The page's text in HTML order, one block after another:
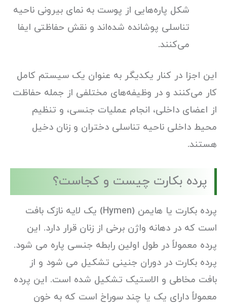
شکل پاره‌هایی از پوست به نمای بیرونی ناحیه
تناسلی پوشانده شده‌اند و نقش حفاظتی ایفا
می‌کنند.
این اجزا در کنار یکدیگر به عنوان یک سیستم کامل
کار می‌کنند و در وظیفه‌های مختلفی از جمله حفاظت
از اعضای داخلی، انجام عملیات جنسی، و تنظیم
محیط داخلی ناحیه تناسلی دختران و زنان دخیل
هستند.
پرده بکارت چیست و کجاست؟
پرده بکارت یا هایمن (Hymen) یک لایه نازک بافت
است که در دهانه واژن برخی از زنان قرار دارد. این
پرده معمولاً در طول اولین رابطه جنسی پاره می شود.
پرده بکارت در دوران جنینی تشکیل می شود و از
بافت مخاطی و الاستیک تشکیل شده است. این پرده
معمولاً دارای یک یا چند سوراخ است که به خون